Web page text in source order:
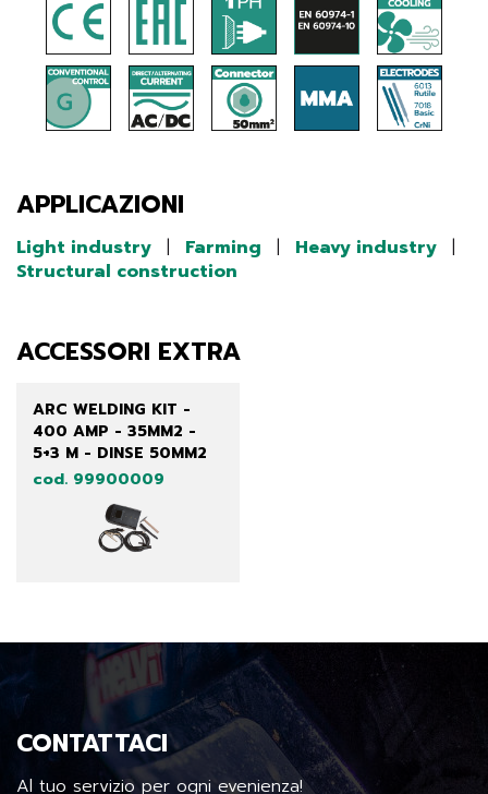
APPLICAZIONI
Light industry | Farming | Heavy industry |
Structural construction
ACCESSORI EXTRA
ARC WELDING KIT -
400 AMP - 35MM2 -
5+3 M - DINSE 50MM2
cod. 99900009
CONTATTACI
Al tuo servizio per ogni evenienza!